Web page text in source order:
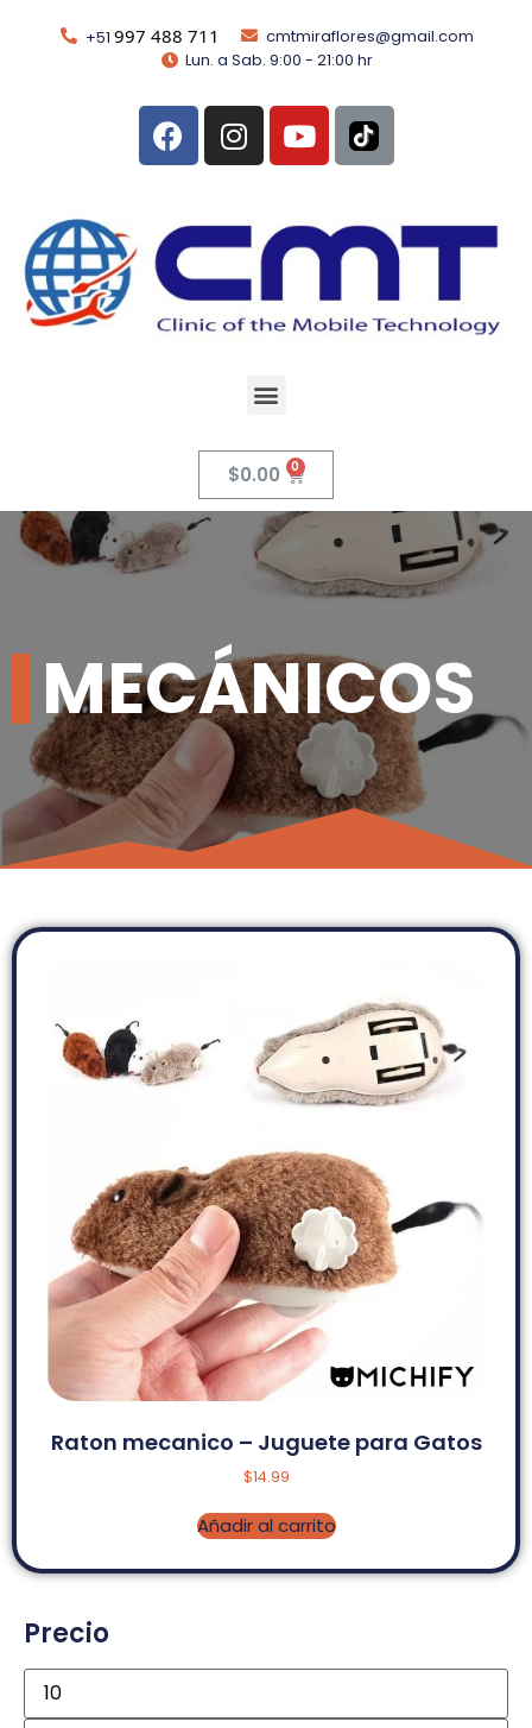
+51 997 488 711
cmtmiraflores@gmail.com
Lun. a Sab. 9:00 - 21:00 hr
$0.00
MECÁNICOS
Raton mecanico – Juguete para Gatos
$14.99
Añadir al carrito
Precio